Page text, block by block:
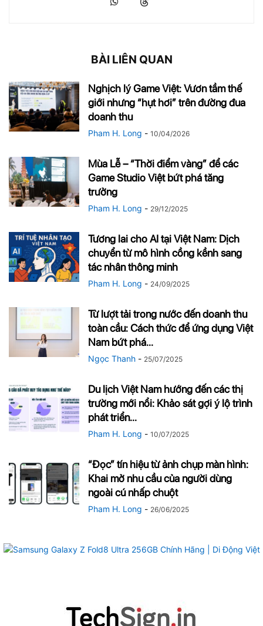
BÀI LIÊN QUAN
Nghịch lý Game Việt: Vươn tầm thế
giới nhưng “hụt hơi” trên đường đua
doanh thu
Pham H. Long - 10/04/2026
Mùa Lễ – “Thời điểm vàng” để các
Game Studio Việt bứt phá tăng
trưởng
Pham H. Long - 29/12/2025
Tương lai cho AI tại Việt Nam: Dịch
chuyển từ mô hình cồng kềnh sang
tác nhân thông minh
Pham H. Long - 24/09/2025
Từ lượt tải trong nước đến doanh thu
toàn cầu: Cách thức để ứng dụng Việt
Nam bứt phá...
Ngọc Thanh - 25/07/2025
Du lịch Việt Nam hướng đến các thị
trường mới nổi: Khảo sát gợi ý lộ trình
phát triển...
Pham H. Long - 10/07/2025
“Đọc” tín hiệu từ ảnh chụp màn hình:
Khai mở nhu cầu của người dùng
ngoài cú nhấp chuột
Pham H. Long - 26/06/2025